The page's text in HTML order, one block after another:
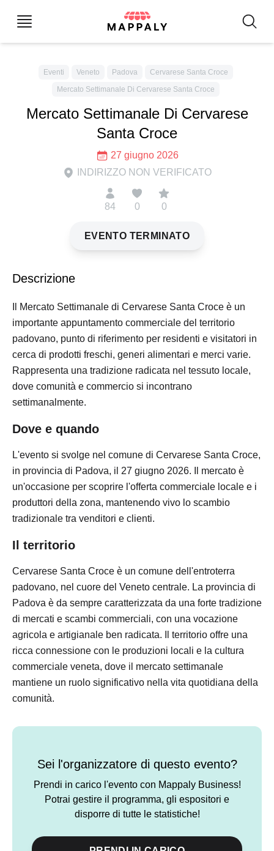
Eventi Veneto Padova
Cervarese Santa Croce
Mercato Settimanale Di Cervarese Santa Croce
Mercato Settimanale Di Cervarese
Santa Croce
27 giugno 2026
INDIRIZZO NON VERIFICATO
84 0 0
EVENTO TERMINATO
Descrizione
Il Mercato Settimanale di Cervarese Santa Croce è un
importante appuntamento commerciale del territorio
padovano, punto di riferimento per residenti e visitatori in
cerca di prodotti freschi, generi alimentari e merci varie.
Rappresenta una tradizione radicata nel tessuto locale,
dove comunità e commercio si incontrano
settimanalmente.
Dove e quando
L'evento si svolge nel comune di Cervarese Santa Croce,
in provincia di Padova, il 27 giugno 2026. Il mercato è
un'occasione per scoprire l'offerta commerciale locale e i
produttori della zona, mantenendo vivo lo scambio
tradizionale tra venditori e clienti.
Il territorio
Cervarese Santa Croce è un comune dell'entroterra
padovano, nel cuore del Veneto centrale. La provincia di
Padova è da sempre caratterizzata da una forte tradizione
di mercati e scambi commerciali, con una vocazione
agricola e artigianale ben radicata. Il territorio offre una
ricca connessione con le produzioni locali e la cultura
commerciale veneta, dove il mercato settimanale
mantiene un ruolo significativo nella vita quotidiana della
comunità.
Sei l'organizzatore di questo evento?
Prendi in carico l'evento con Mappaly Business!
Potrai gestire il programma, gli espositori e
disporre di tutte le statistiche!